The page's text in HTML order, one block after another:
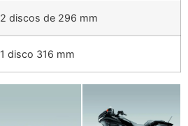
2 discos de 296 mm
1 disco 316 mm